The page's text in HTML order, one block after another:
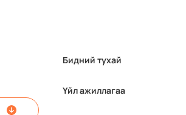
Бидний тухай
Үйл ажиллагаа